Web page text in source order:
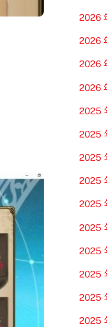
2026
2026
2026
2026
2025
2025
2025
2025
2025
2025
2025
2025
2025
2025